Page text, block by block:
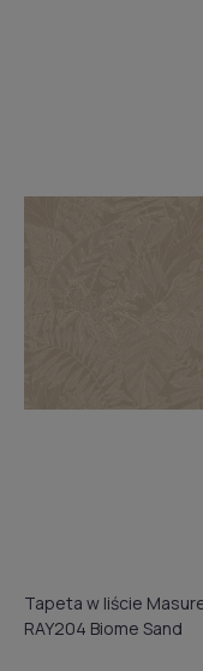
Tapeta w liście
RAY204 Biome Sand